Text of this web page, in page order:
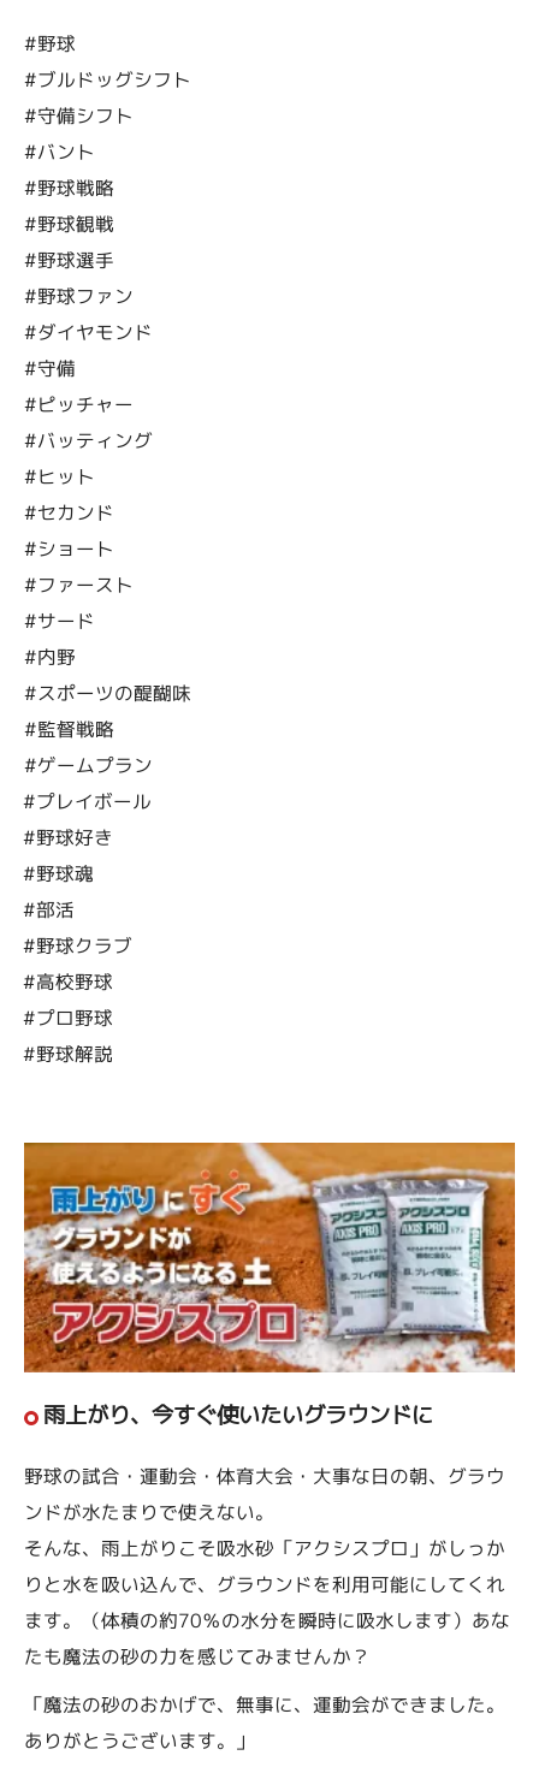
#野球
#ブルドッグシフト
#守備シフト
#バント
#野球戦略
#野球観戦
#野球選手
#野球ファン
#ダイヤモンド
#守備
#ピッチャー
#バッティング
#ヒット
#セカンド
#ショート
#ファースト
#サード
#内野
#スポーツの醍醐味
#監督戦略
#ゲームプラン
#プレイボール
#野球好き
#野球魂
#部活
#野球クラブ
#高校野球
#プロ野球
#野球解説
雨上がり、今すぐ使いたいグラウンドに
野球の試合・運動会・体育大会・大事な日の朝、グラウ
ンドが水たまりで使えない。
そんな、雨上がりこそ吸水砂「アクシスプロ」がしっか
りと水を吸い込んで、グラウンドを利用可能にしてくれ
ます。（体積の約70％の水分を瞬時に吸水します）あな
たも魔法の砂の力を感じてみませんか？
「魔法の砂のおかげで、無事に、運動会ができました。
ありがとうございます。」